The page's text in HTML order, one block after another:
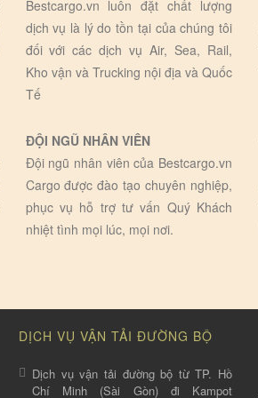
Bestcargo.vn luôn đặt chất lượng
dịch vụ là lý do tồn tại của chúng tôi
đối với các dịch vụ Air, Sea, Rail,
Kho vận và Trucking nội địa và Quốc
Tế
ĐỘI NGŨ NHÂN VIÊN
Đội ngũ nhân viên của Bestcargo.vn
Cargo được đào tạo chuyên nghiệp,
phục vụ hỗ trợ tư vấn Quý Khách
nhiệt tình mọi lúc, mọi nơi.
DỊCH VỤ VẬN TẢI ĐƯỜNG BỘ
Dịch vụ vận tải đường bộ từ TP. Hồ
Chí Minh (Sài Gòn) đi Kampot